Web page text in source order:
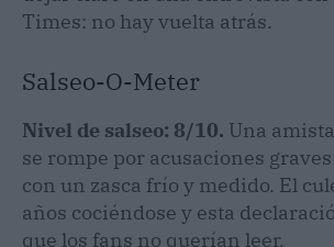
Times: no hay vuelta atrás.
Salseo-O-Meter
Nivel de salseo: 8/10. Una
se rompe por acusaciones
con un zasca frío y medido. El
años cociéndose y esta
que los fans no querían leer.